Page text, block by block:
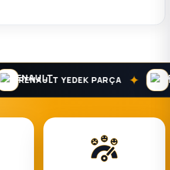
RENAULT YEDEK PARÇA ✦